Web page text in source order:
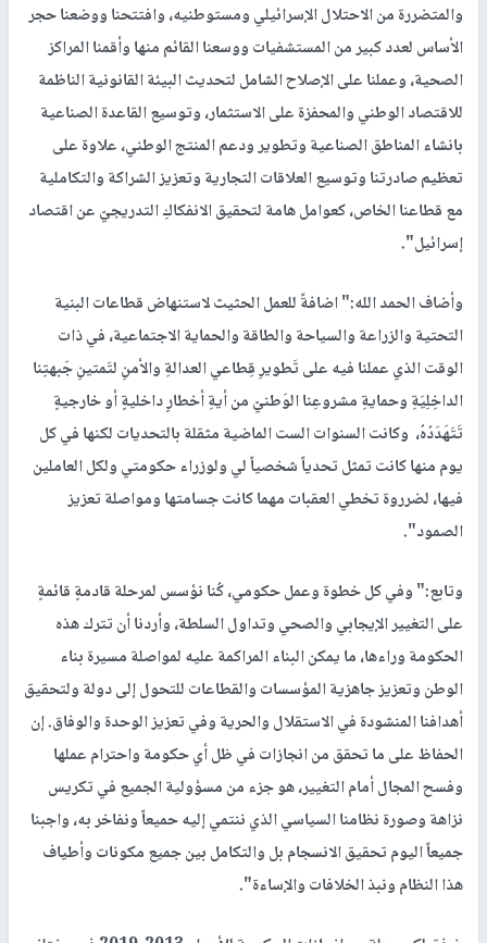
والمتضررة من الاحتلال الإسرائيلي ومستوطنيه، وافتتحنا ووضعنا حجر
الأساس لعدد كبير من المستشفيات ووسعنا القائم منها وأقمنا المراكز
الصحية، وعملنا على الإصلاح الشامل لتحديث البيئة القانونية الناظمة
للاقتصاد الوطني والمحفزة على الاستثمار، وتوسيع القاعدة الصناعية
بانشاء المناطق الصناعية وتطوير ودعم المنتج الوطني، علاوة على
تعظيم صادرتنا وتوسيع العلاقات التجارية وتعزيز الشراكة والتكاملية
مع قطاعنا الخاص، كعوامل هامة لتحقيق الانفكاكِ التدريجيّ عن اقتصاد
إسرائيل".
وأضاف الحمد الله:" اضافةً للعمل الحثيث لاستنهاض قطاعات البنية
التحتية والزراعة والسياحة والطاقة والحماية الاجتماعية، في ذات
الوقت الذي عملنا فيه على تَطويرِ قِطاعي العدالةِ والأمنِ لتَمتينِ جَبهتِنا
الداخِلِيَةِ وحمايةِ مشروعِنا الوَطنيّ من أيةِ أخطارٍ داخليةٍ أو خارجيةٍ
تَتَهَدَدُهُ، وكانت السنوات الست الماضية مثقلة بالتحديات لكنها في كل
يوم منها كانت تمثل تحدياً شخصياً لي ولوزراء حكومتي ولكل العاملين
فيها، لضرروة تخطي العقبات مهما كانت جسامتها ومواصلة تعزيز
الصمود".
وتابع:" وفي كل خطوة وعمل حكومي، كُنا نؤسس لمرحلة قادمةٍ قائمةٍ
على التغيير الإيجابي والصحي وتداول السلطة، وأردنا أن تترك هذه
الحكومة وراءها، ما يمكن البناء المراكمة عليه لمواصلة مسيرة بناء
الوطن وتعزيز جاهزية المؤسسات والقطاعات للتحول إلى دولة ولتحقيق
أهدافنا المنشودة في الاستقلال والحرية وفي تعزيز الوحدة والوفاق. إن
الحفاظ على ما تحقق من انجازات في ظل أي حكومة واحترام عملها
وفسح المجال أمام التغيير، هو جزء من مسؤولية الجميع في تكريس
نزاهة وصورة نظامنا السياسي الذي ننتمي إليه حميعاً ونفاخر به، واجبنا
جميعاً اليوم تحقيق الانسجام بل والتكامل بين جميع مكونات وأطياف
هذا النظام ونبذ الخلافات والإساءة".